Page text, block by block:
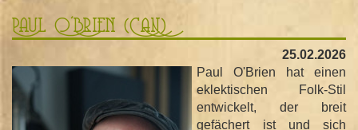
s
c
h
a
l
t
Paul O'Brien (CAN)
25.02.2026
Paul O'Brien hat einen
eklektischen Folk-Stil
entwickelt, der breit
gefächert ist und sich